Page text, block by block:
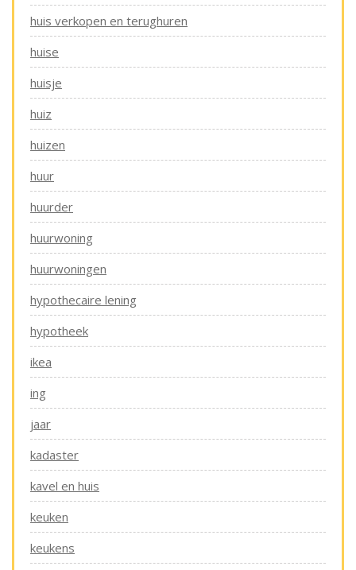
huis verkopen en terughuren
huise
huisje
huiz
huizen
huur
huurder
huurwoning
huurwoningen
hypothecaire lening
hypotheek
ikea
ing
jaar
kadaster
kavel en huis
keuken
keukens